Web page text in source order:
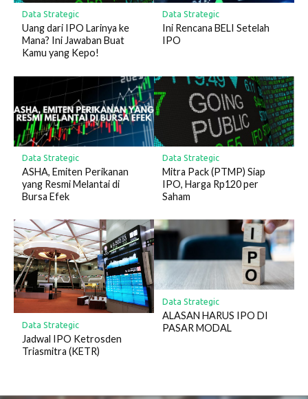
Data Strategic
Uang dari IPO Larinya ke
Mana? Ini Jawaban Buat
Kamu yang Kepo!
Data Strategic
Ini Rencana BELI Setelah
IPO
Data Strategic
ASHA, Emiten Perikanan
yang Resmi Melantai di
Bursa Efek
Data Strategic
Mitra Pack (PTMP) Siap
IPO, Harga Rp120 per
Saham
Data Strategic
Jadwal IPO Ketrosden
Triasmitra (KETR)
Data Strategic
ALASAN HARUS IPO DI
PASAR MODAL